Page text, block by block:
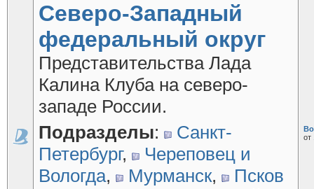
Северо-Западный
федеральный округ
Представительства Лада
Калина Клуба на северо-
западе России.
Подразделы:
Санкт-
Петербург,
Череповец и
Вологда, Мурманск,
Псков
от